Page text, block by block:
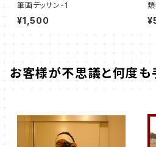
筆画デッサン-1
¥1,500
ip
お客様が不思議と何度